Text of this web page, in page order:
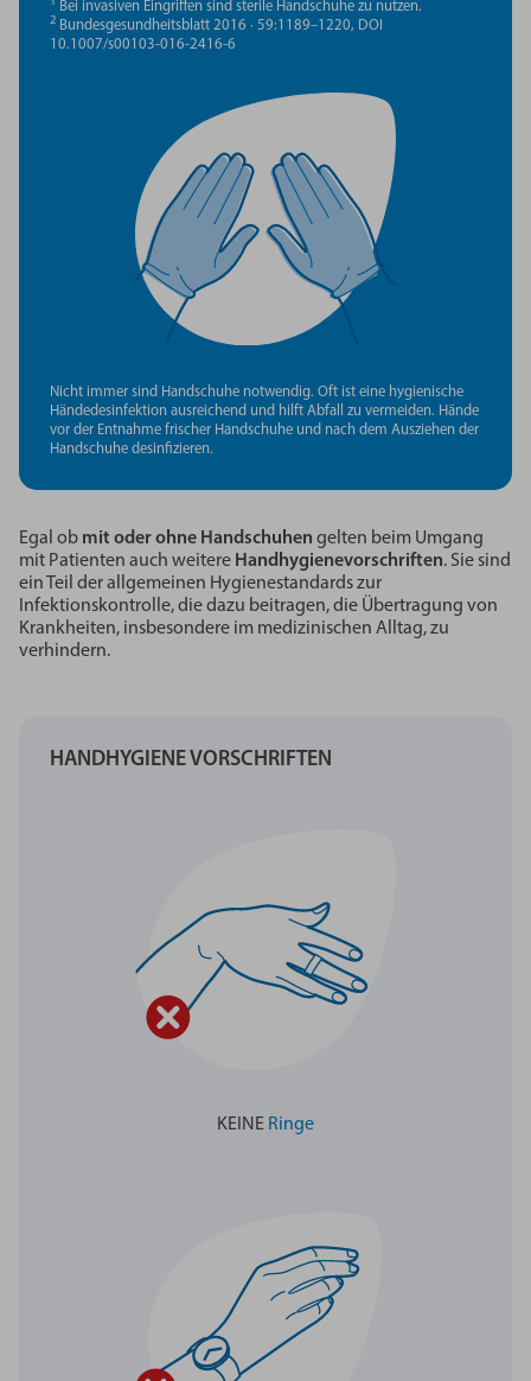
Bei invasiven Eingriffen sind sterile Handschuhe zu nutzen.
2Bundesgesundheitsblatt 2016 · 59:1189–1220, DOI
10.1007/s00103-016-2416-6
Nicht immer sind Handschuhe notwendig. Oft ist eine hygienische
Händedesinfektion ausreichend und hilft Abfall zu vermeiden. Hände
vor der Entnahme frischer Handschuhe und nach dem Ausziehen der
Handschuhe desinfizieren.
Egal ob mit oder ohne Handschuhen gelten beim Umgang
mit Patienten auch weitere Handhygienevorschriften. Sie sind
ein Teil der allgemeinen Hygienestandards zur
Infektionskontrolle, die dazu beitragen, die Übertragung von
Krankheiten, insbesondere im medizinischen Alltag, zu
verhindern.
HANDHYGIENEVORSCHRIFTEN
KEINE Ringe